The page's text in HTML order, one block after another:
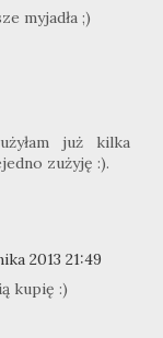
myjadła ;)
już kilka
zużyję :).
2013 21:49
kupię :)